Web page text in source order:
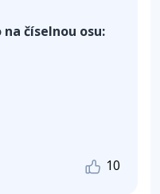
číselnou osu:
10